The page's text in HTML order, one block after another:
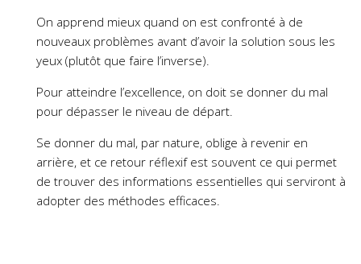
On apprend mieux quand on est confronté à de
nouveaux problèmes avant d’avoir la solution sous les
yeux (plutôt que faire l’inverse).
Pour atteindre l’excellence, on doit se donner du mal
pour dépasser le niveau de départ.
Se donner du mal, par nature, oblige à revenir en
arrière, et ce retour réflexif est souvent ce qui permet
de trouver des informations essentielles qui serviront à
adopter des méthodes efficaces.